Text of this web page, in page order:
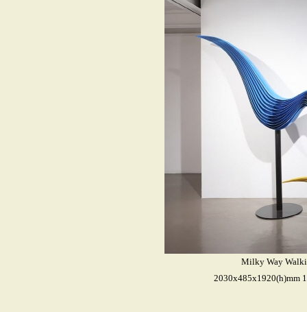
Milky Way
2030x485x1920(h)mm